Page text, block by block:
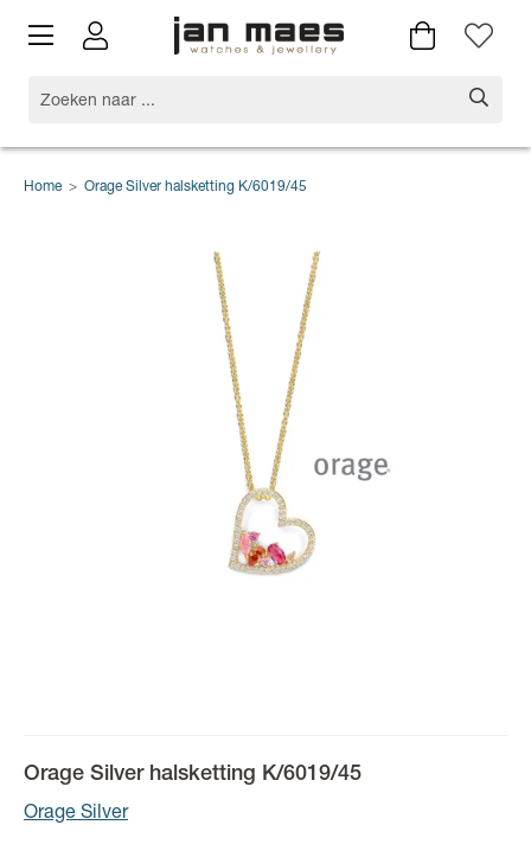
Home > Orage Silver halsketting K/6019/45
Orage Silver halsketting K/6019/45
Orage Silver